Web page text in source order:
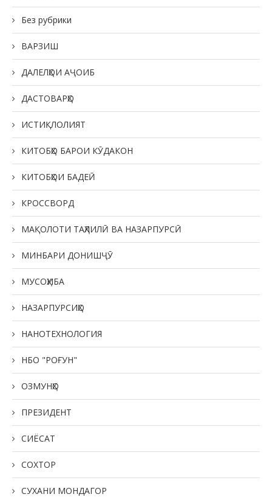
Без рубрики
ВАРЗИШ
ДАЛЕЛҲОИ АҶОИБ
ДАСТОВАРҲО
ИСТИҚЛОЛИЯТ
КИТОБҲО БАРОИ КӮДАКОН
КИТОБҲОИ БАДЕӢ
КРОССВОРД
МАҚОЛОТИ ТАҲЛИЛӢ ВА НАЗАРПУРСӢ
МИНБАРИ ДОНИШҶӮ
МУСОҲИБА
НАЗАРПУРСИҲО
НАНОТЕХНОЛОГИЯ
НБО "РОҒУН"
ОЗМУНҲО
ПРЕЗИДЕНТ
СИЁСАТ
СОХТОР
СУХАНИ МОНДАГОР